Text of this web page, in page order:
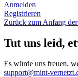
Anmelden
Registrieren
Zurück zum Anfang
Tut uns leid,
Es würde uns freuen,
support@mint-